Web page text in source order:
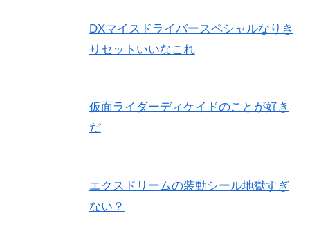
DXマイスドライバースペシャルなりき
りセットいいなこれ
仮面ライダーディケイドのことが好き
だ
エクスドリームの装動シール地獄すぎ
ない？